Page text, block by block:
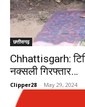
छत्तीसगढ़
Chhattisgarh:
नक्सली गिरफ्तार…
Clipper28 - May 29, 2024